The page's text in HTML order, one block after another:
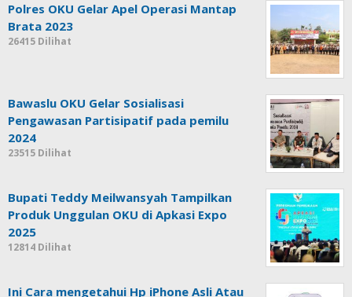
Polres OKU Gelar Apel Operasi Mantap
Brata 2023
26415 Dilihat
Bawaslu OKU Gelar Sosialisasi
Pengawasan Partisipatif pada pemilu
2024
23515 Dilihat
Bupati Teddy Meilwansyah Tampilkan
Produk Unggulan OKU di Apkasi Expo
2025
12814 Dilihat
Ini Cara mengetahui Hp iPhone Asli Atau